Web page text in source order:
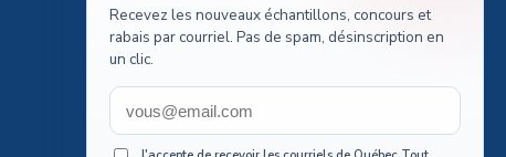
Recevez les nouveaux échantillons, concours et
rabais par courriel. Pas de spam, désinscription en
un clic.Tester des produits
Guide des cartes-cadeaux
Concours voyages